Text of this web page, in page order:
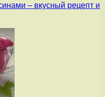
– вкусный рецепт и